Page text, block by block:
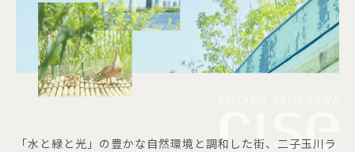
「水と緑と光」の豊かな自然環境と調和した街、二子玉川ラ